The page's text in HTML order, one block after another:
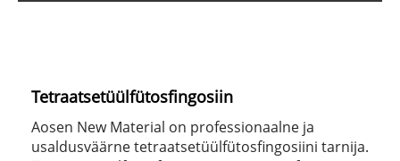
Tetraatsetüülfütosfingosiin
Aosen New Material on professionaalne ja
usaldusväärne tetraatsetüülfütosfingosiini tarnija.